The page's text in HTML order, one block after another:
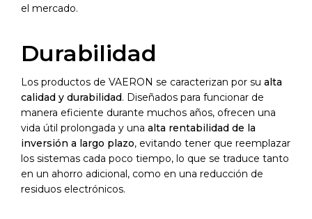
el mercado.
Durabilidad
Los productos de VAERON se caracterizan por su alta
calidad y durabilidad. Diseñados para funcionar de
manera eficiente durante muchos años, ofrecen una
vida útil prolongada y una alta rentabilidad de la
inversión a largo plazo, evitando tener que reemplazar
los sistemas cada poco tiempo, lo que se traduce tanto
en un ahorro adicional, como en una reducción de
residuos electrónicos.